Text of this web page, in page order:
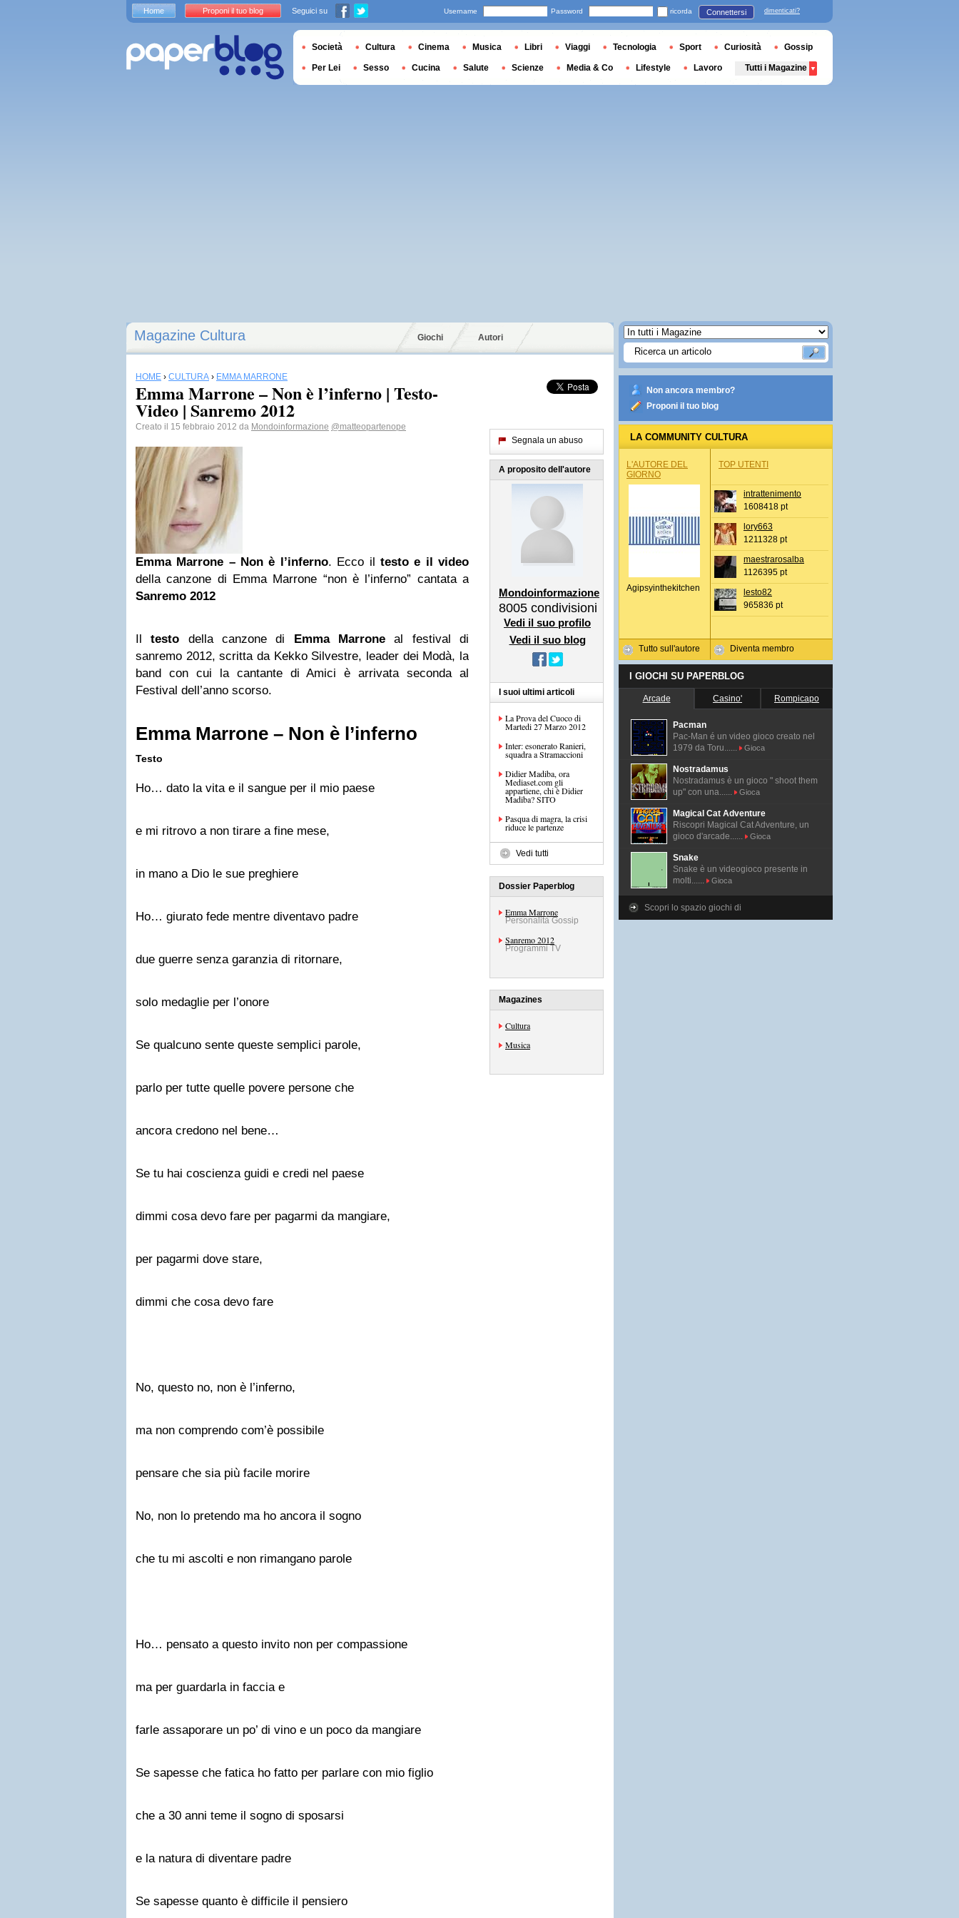
Magazine Cultura Giochi Autori
HOME › CULTURA › EMMA MARRONE
Emma Marrone – Non è l’inferno | Testo-
Video | Sanremo 2012
Creato il 15 febbraio 2012 da Mondoinformazione @matteopartenope
Emma Marrone – Non è l’inferno. Ecco il testo e il video
della canzone di Emma Marrone “non è l’inferno” cantata a
Sanremo 2012
Il testo della canzone di Emma Marrone al festival di
sanremo 2012, scritta da Kekko Silvestre, leader dei Modà, la
band con cui la cantante di Amici è arrivata seconda al
Festival dell’anno scorso.
Emma Marrone – Non è l’inferno
Testo
Ho… dato la vita e il sangue per il mio paese
e mi ritrovo a non tirare a fine mese,
in mano a Dio le sue preghiere
Ho… giurato fede mentre diventavo padre
due guerre senza garanzia di ritornare,
solo medaglie per l’onore
Se qualcuno sente queste semplici parole,
parlo per tutte quelle povere persone che
ancora credono nel bene…
Se tu hai coscienza guidi e credi nel paese
dimmi cosa devo fare per pagarmi da mangiare,
per pagarmi dove stare,
dimmi che cosa devo fare
No, questo no, non è l’inferno,
ma non comprendo com’è possibile
pensare che sia più facile morire
No, non lo pretendo ma ho ancora il sogno
che tu mi ascolti e non rimangano parole
Ho… pensato a questo invito non per compassione
ma per guardarla in faccia e
farle assaporare un po’ di vino e un poco da mangiare
Se sapesse che fatica ho fatto per parlare con mio figlio
che a 30 anni teme il sogno di sposarsi
e la natura di diventare padre
Se sapesse quanto è difficile il pensiero
Segnala un abuso
A proposito dell'autore
Mondoinformazione
8005 condivisioni
Vedi il suo profilo
Vedi il suo blog
I suoi ultimi articoli
La Prova del Cuoco di
Martedi 27 Marzo 2012
Inter: esonerato Ranieri,
squadra a Stramaccioni
Didier Madiba, ora
Mediaset.com gli
appartiene, chi è Didier
Madiba? SITO
Pasqua di magra, la crisi
riduce le partenze
Vedi tutti
Dossier Paperblog
Emma Marrone
Personalità Gossip
Sanremo 2012
Programmi TV
Magazines
Cultura
Musica
Non ancora membro?
Proponi il tuo blog
LA COMMUNITY CULTURA
L'AUTORE DEL
GIORNO
Agipsyinthekitchen
Tutto sull'autore
TOP UTENTI
intrattenimento
1608418 pt
lory663
1211328 pt
maestrarosalba
1126395 pt
lesto82
965836 pt
Diventa membro
I GIOCHI SU PAPERBLOG
Arcade Casino' Rompicapo
Pacman
Pac-Man é un video gioco creato nel
1979 da Toru......
Gioca
Nostradamus
Nostradamus è un gioco " shoot them
up" con una......
Gioca
Magical Cat Adventure
Riscopri Magical Cat Adventure, un
gioco d'arcade......
Gioca
Snake
Snake è un videogioco presente in
molti......
Gioca
Scopri lo spazio giochi di
Home Proponi il tuo blog Seguici su Username Password ricorda Connettersi dimenticati?
Società Cultura Cinema Musica Libri Viaggi Tecnologia Sport Curiosità Gossip
Per Lei Sesso Cucina Salute Scienze Media & Co Lifestyle Lavoro Tutti i Magazine